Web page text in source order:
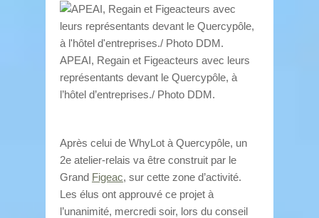
APEAI, Regain et Figeacteurs avec leurs
représentants devant le Quercypôle, à
l’hôtel d’entreprises./ Photo DDM.
Après celui de WhyLot à Quercypôle, un
2e atelier-relais va être construit par le
Grand Figeac, sur cette zone d’activité.
Les élus ont approuvé ce projet à
l’unanimité, mercredi soir, lors du conseil